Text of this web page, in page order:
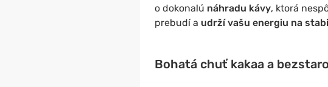
o dokonalú náhradu kávy, ktorá
prebudí a udrží vašu energiu na
Bohatá chuť kakaa a